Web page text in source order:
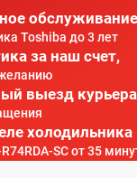
обслуживание
Toshiba до 3 лет
за наш счет,
выезд курьера
холодильника
SC от 35